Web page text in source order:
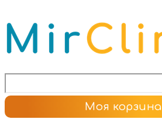
Моя корзина